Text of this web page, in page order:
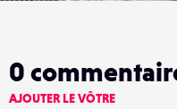
0
AJOUTER LE VÔTRE